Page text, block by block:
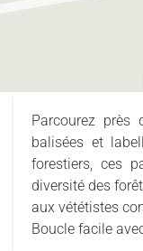
Parcourez près
balisées et
forestiers, ces
diversité des
aux vététistes
Boucle facile